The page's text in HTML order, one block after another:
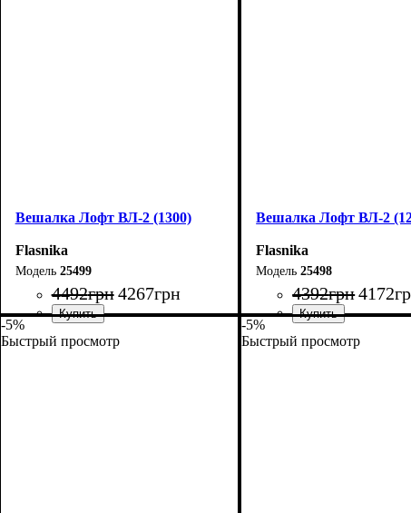
Вешалка Лофт ВЛ-2 (1300)
Flasnika
25499
4492грн 4267грн
Вешалка Лофт ВЛ-2
Flasnika
25498
4392грн4172
-5%
Быстрый просмотр
-5%
Быстрый просмотр